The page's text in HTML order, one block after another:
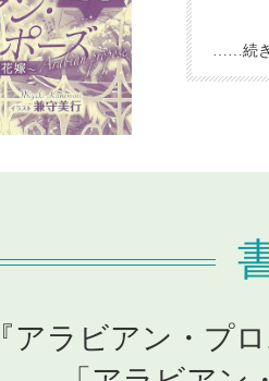
……続
『アラビアン・プ